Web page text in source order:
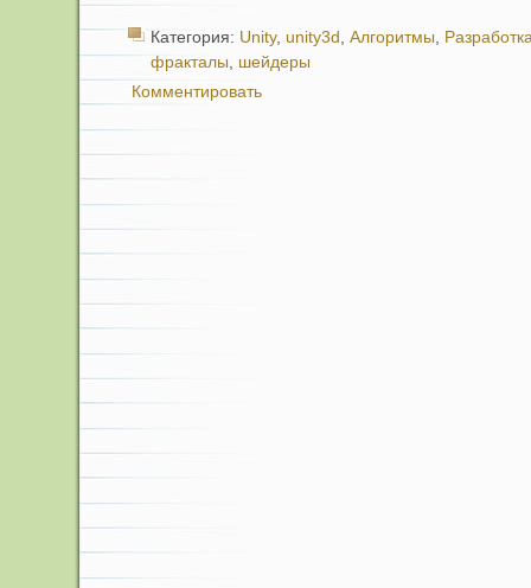
Категория: Unity, unity3d , Алгоритмы,
фракталы, шейдеры
Комментировать